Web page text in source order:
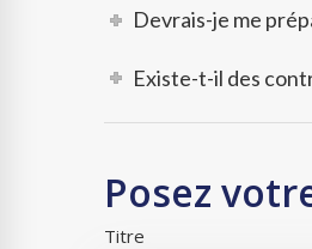
Devrais-je me
Existe-t-il des
Posez
Titre